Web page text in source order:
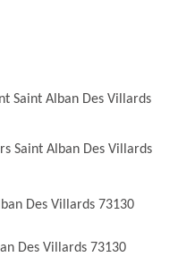
Saint Alban Des Villards
Saint Alban Des Villards
Des Villards 73130
Des Villards 73130